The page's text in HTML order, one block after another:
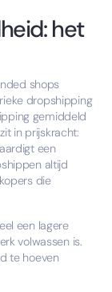
het
shops
dropshipping
gemiddeld
in prijskracht:
een
altijd
die
een lagere
volwassen is.
te hoeven